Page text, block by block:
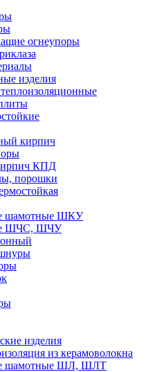
огнеупоры
изделия
кирпич
КПД
порошки
шамотные ШКУ
ШЧС, ШЧУ
изделия
из керамоволокна
шамотные ШЛ, ШЛТ